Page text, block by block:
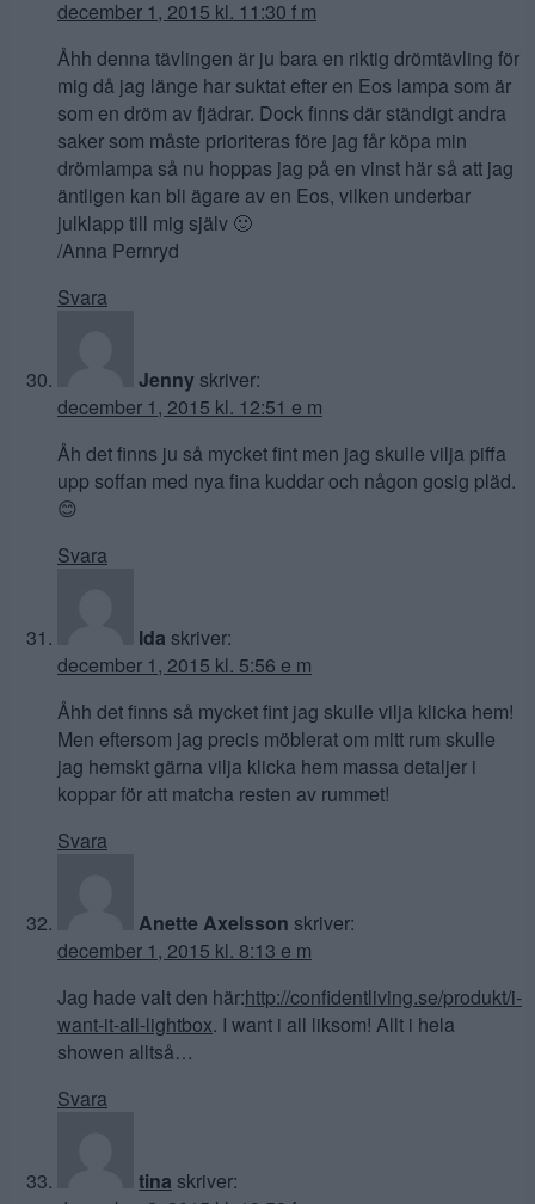
december 1, 2015 kl. 11:30 f m
Åhh denna tävlingen är ju bara en riktig drömtävling för
mig då jag länge har suktat efter en Eos lampa som är
som en dröm av fjädrar. Dock finns där ständigt andra
saker som måste prioriteras före jag får köpa min
drömlampa så nu hoppas jag på en vinst här så att jag
äntligen kan bli ägare av en Eos, vilken underbar
julklapp till mig själv 🙂
/Anna Pernryd
Svara
Jenny skriver:
december 1, 2015 kl. 12:51 e m
Åh det finns ju så mycket fint men jag skulle vilja piffa
upp soffan med nya fina kuddar och någon gosig pläd.
😊
Svara
Ida skriver:
december 1, 2015 kl. 5:56 e m
Åhh det finns så mycket fint jag skulle vilja klicka hem!
Men eftersom jag precis möblerat om mitt rum skulle
jag hemskt gärna vilja klicka hem massa detaljer i
koppar för att matcha resten av rummet!
Svara
Anette Axelsson skriver:
december 1, 2015 kl. 8:13 e m
Jag hade valt den här:http://confidentliving.se/produkt/i-
want-it-all-lightbox. I want i all liksom! Allt i hela
showen alltså…
Svara
tina skriver: